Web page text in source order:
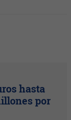
hasta
por